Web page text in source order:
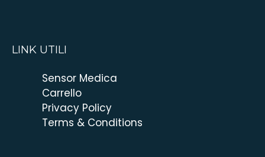
LINK UTILI
Sensor Medica
Carrello
Privacy Policy
Terms & Conditions